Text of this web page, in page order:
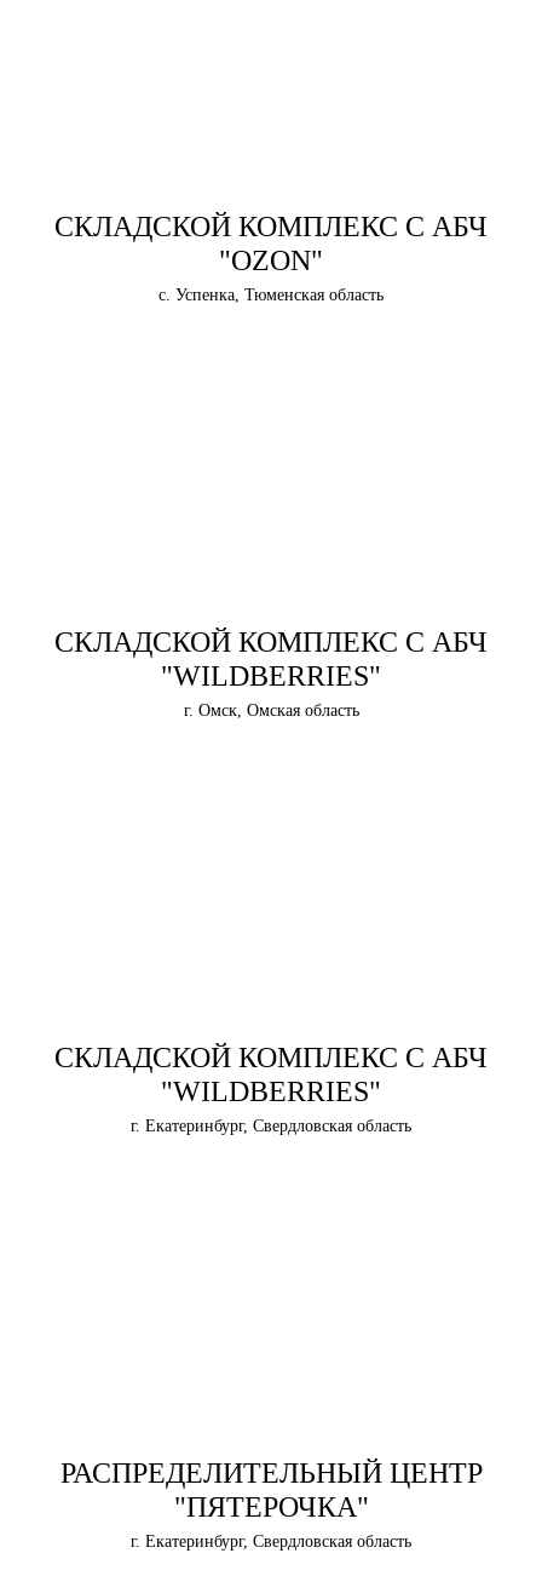
СКЛАДСКОЙ КОМПЛЕКС С АБЧ
"OZON"
с. Успенка, Тюменская область
СКЛАДСКОЙ КОМПЛЕКС С АБЧ
"WILDBERRIES"
г. Омск, Омская область
СКЛАДСКОЙ КОМПЛЕКС С АБЧ
"WILDBERRIES"
г. Екатеринбург, Свердловская область
РАСПРЕДЕЛИТЕЛЬНЫЙ ЦЕНТР
"ПЯТЕРОЧКА"
г. Екатеринбург, Свердловская область